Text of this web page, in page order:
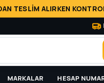
TESLİM ALIRKEN
MARKALAR HESAP